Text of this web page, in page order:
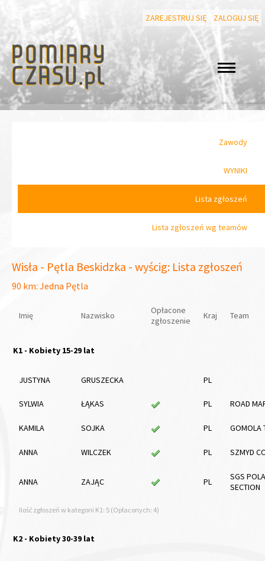
ZAREJESTRUJ SIĘ ZALOGUJ SIĘ
Zawody
WYNIKI
Lista zgłoszeń
Lista zgłoszeń wg teamów
Wisła - Pętla Beskidzka - wyścig: Lista zgłoszeń
90 km: Jedna Pętla
Imię Nazwisko
Opłacone
zgłoszenie
Kraj Team
K1 - Kobiety 15-29 lat
JUSTYNA GRUSZECKA PL
SYLWIA ŁĄKAS PL ROAD
KAMILA SOJKA PL GOMOLA
ANNA WILCZEK PL SZMYD
ANNA ZAJĄC PL
SGS
SECTION
Ilość zgłoszeń w kategorii K1: 5 (Opłaconych: 4)
K2 - Kobiety 30-39 lat